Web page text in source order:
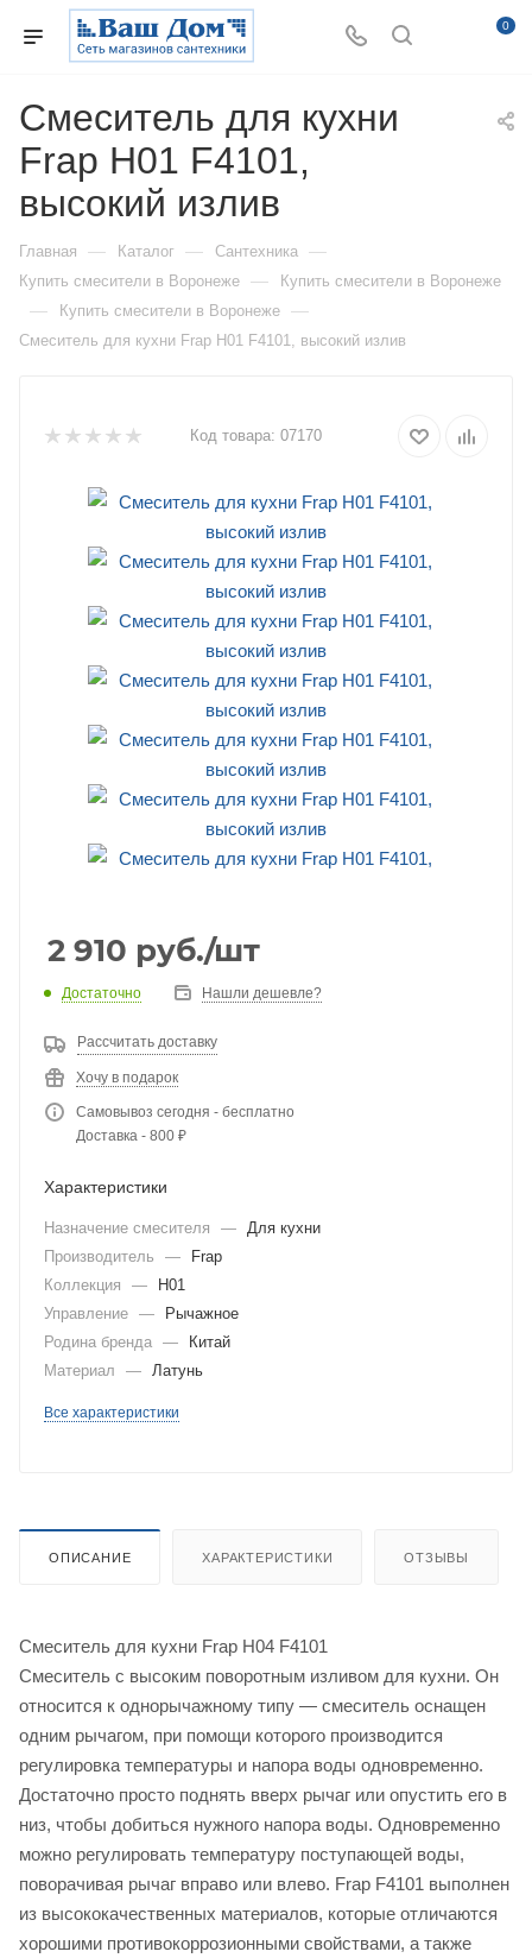
0
Смеситель для кухни
Frap H01 F4101,
высокий излив
Главная — Каталог — Сантехника —
Купить смесители в Воронеже — Купить смесители в Воронеже
— Купить смесители в Воронеже —
Смеситель для кухни Frap H01 F4101, высокий излив
Код товара: 07170
2 910 руб./шт
Достаточно Нашли дешевле?
Рассчитать доставку
Хочу в подарок
Самовывоз сегодня - бесплатно
Доставка - 800 ₽
Характеристики
Назначение смесителя — Для кухни
Производитель
—
Frap
Коллекция
—
H01
Управление —
Рычажное
Родина бренда —
Китай
Материал
— Латунь
Все характеристики
ОПИСАНИЕ ХАРАКТЕРИСТИКИ ОТЗЫВЫ
Смеситель для кухни Frap H04 F4101
Cмеситель с высоким поворотным изливом для кухни. Он
относится к однорычажному типу — смеситель оснащен
одним рычагом, при помощи которого производится
регулировка температуры и напора воды одновременно.
Достаточно просто поднять вверх рычаг или опустить его в
низ, чтобы добиться нужного напора воды. Одновременно
можно регулировать температуру поступающей воды,
поворачивая рычаг вправо или влево. Frap F4101 выполнен
из высококачественных материалов, которые отличаются
хорошими противокоррозионными свойствами, а также